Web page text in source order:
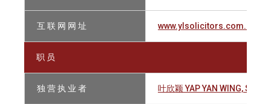
互 联 网 网 址 www.ylsolicitors.com.hk
职 员
独 营 执 业 者 叶欣颖 YAP YAN WING,